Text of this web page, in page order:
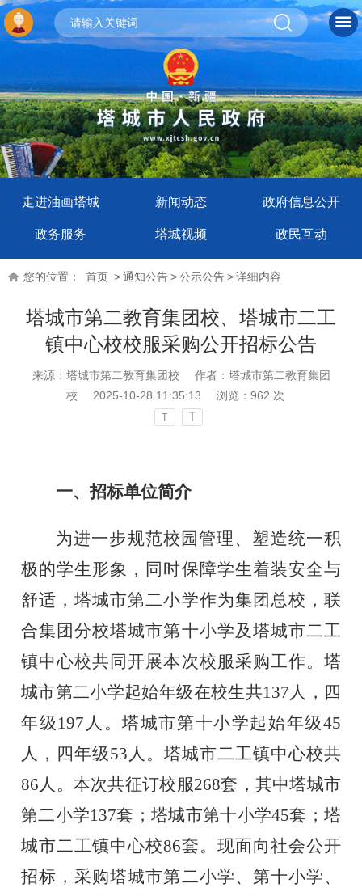
走进油画塔城 新闻动态 政府信息公开
政务服务 塔城视频 政民互动
您的位置： 首页 >通知公告>公示公告>详细内容
塔城市第二教育集团校、塔城市二工
镇中心校校服采购公开招标公告
来源：塔城市第二教育集团校
作者：塔城市第二教育集团
校
2025-10-28 11:35:13 浏览： 962 次
T T
一、招标单位简介
为进一步规范校园管理、塑造统一积
极的学生形象，同时保障学生着装安全与
舒适，塔城市第二小学作为集团总校 ， 联
合集团分校塔城市第十小学及塔城市二工
镇中心校共同开展本次校服采购工作。塔
城市第二小学起始年级在校生共137人，四
年级197人。塔城市第十小学起始年级45
人，四年级53人。塔城市二工镇中心校共
86人。本次共征订校服268套，其中塔城市
第二小学137套；塔城市第十小学45套；塔
城市二工镇中心校86套。 现面向社会公开
招标，采购塔城市第二小学、第十小学、